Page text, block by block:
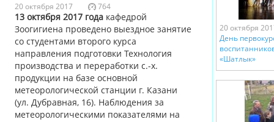
20 октября 2017 764
13 октября 2017 года кафедрой
Зоогигиена проведено выездное занятие
со студентами второго курса
направления подготовки Технология
производства и переработки с.-х.
продукции на базе основной
метеорологической станции г. Казани
(ул. Дубравная, 16). Наблюдения за
метеорологическими показателями на
20 октября
День
«Шатлык»